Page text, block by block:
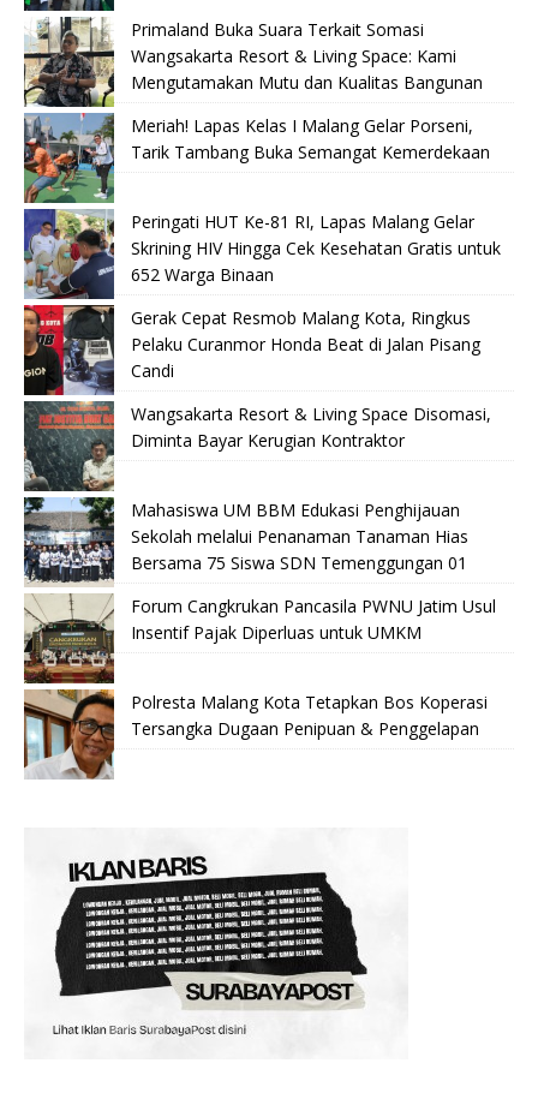
Primaland Buka Suara Terkait Somasi
Wangsakarta Resort & Living Space: Kami
Mengutamakan Mutu dan Kualitas Bangunan
Meriah! Lapas Kelas I Malang Gelar Porseni,
Tarik Tambang Buka Semangat Kemerdekaan
Peringati HUT Ke-81 RI, Lapas Malang Gelar
Skrining HIV Hingga Cek Kesehatan Gratis untuk
652 Warga Binaan
Gerak Cepat Resmob Malang Kota, Ringkus
Pelaku Curanmor Honda Beat di Jalan Pisang
Candi
Wangsakarta Resort & Living Space Disomasi,
Diminta Bayar Kerugian Kontraktor
Mahasiswa UM BBM Edukasi Penghijauan
Sekolah melalui Penanaman Tanaman Hias
Bersama 75 Siswa SDN Temenggungan 01
Forum Cangkrukan Pancasila PWNU Jatim Usul
Insentif Pajak Diperluas untuk UMKM
Polresta Malang Kota Tetapkan Bos Koperasi
Tersangka Dugaan Penipuan & Penggelapan